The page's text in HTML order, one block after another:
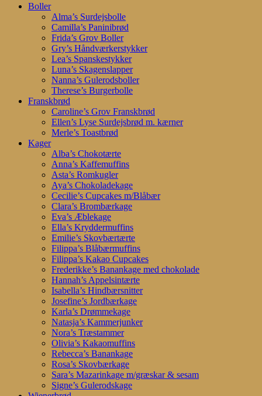
search
account
Menu
Boller
Alma’s Surdejsbolle
Camilla’s Paninibrød
Frida’s Grov Boller
Gry’s Håndværkerstykker
Lea’s Spanskestykker
Luna’s Skagenslapper
Nanna’s Gulerodsboller
Therese’s Burgerbolle
Franskbrød
Caroline’s Grov Franskbrød
Ellen’s Lyse Surdejsbrød m. kærner
Merle’s Toastbrød
Kager
Alba’s Chokotærte
Anna’s Kaffemuffins
Asta’s Romkugler
Aya’s Chokoladekage
Cecilie’s Cupcakes m/Blåbær
Clara’s Brombærkage
Eva’s Æblekage
Ella’s Kryddermuffins
Emilie’s Skovbærtærte
Filippa’s Blåbærmuffins
Filippa’s Kakao Cupcakes
Frederikke’s Banankage med chokolade
Hannah’s Appelsintærte
Isabella’s Hindbærsnitter
Josefine’s Jordbærkage
Karla’s Drømmekage
Natasja’s Kammerjunker
Nora’s Træstammer
Olivia’s Kakaomuffins
Rebecca’s Banankage
Rosa’s Skovbærkage
Sara’s Mazarinkage m/græskar & sesam
Signe’s Gulerodskage